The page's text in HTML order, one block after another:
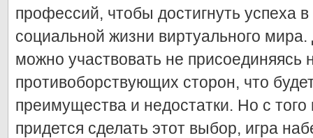
профессий, чтобы достигнуть успеха
социальной жизни виртуального
можно участвовать не присоединяясь
противоборствующих сторон, что
преимущества и недостатки. Но с
придется сделать этот выбор, игра